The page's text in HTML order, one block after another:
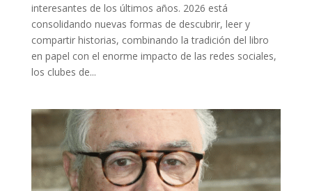
interesantes de los últimos años. 2026 está
consolidando nuevas formas de descubrir, leer y
compartir historias, combinando la tradición del libro
en papel con el enorme impacto de las redes sociales,
los clubes de...